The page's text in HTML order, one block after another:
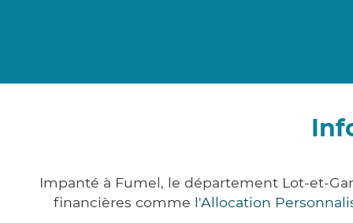
Impanté à Fumel, le département Lot-et-
financières comme l'Allocation